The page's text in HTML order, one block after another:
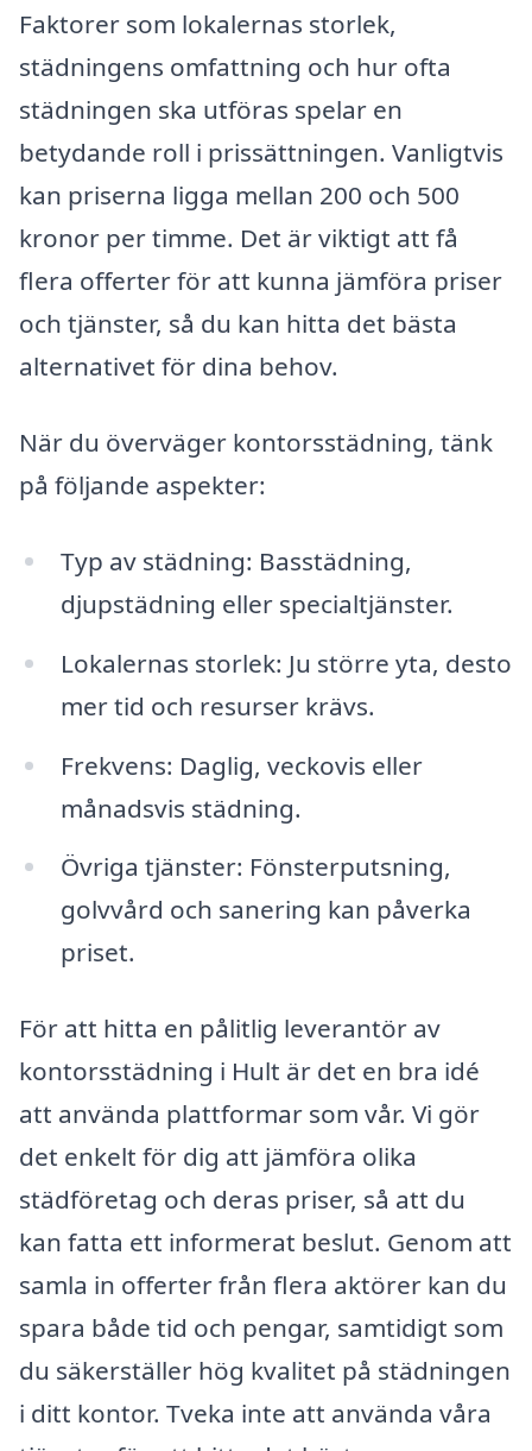
Faktorer som lokalernas storlek,
städningens omfattning och hur ofta
städningen ska utföras spelar en
betydande roll i prissättningen. Vanligtvis
kan priserna ligga mellan 200 och 500
kronor per timme. Det är viktigt att få
flera offerter för att kunna jämföra priser
och tjänster, så du kan hitta det bästa
alternativet för dina behov.
När du överväger kontorsstädning, tänk
på följande aspekter:
Typ av städning: Basstädning,
djupstädning eller specialtjänster.
Lokalernas storlek: Ju större yta, desto
mer tid och resurser krävs.
Frekvens: Daglig, veckovis eller
månadsvis städning.
Övriga tjänster: Fönsterputsning,
golvvård och sanering kan påverka
priset.
För att hitta en pålitlig leverantör av
kontorsstädning i Hult är det en bra idé
att använda plattformar som vår. Vi gör
det enkelt för dig att jämföra olika
städföretag och deras priser, så att du
kan fatta ett informerat beslut. Genom att
samla in offerter från flera aktörer kan du
spara både tid och pengar, samtidigt som
du säkerställer hög kvalitet på städningen
i ditt kontor. Tveka inte att använda våra